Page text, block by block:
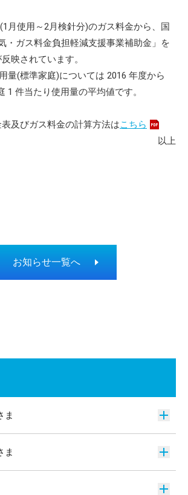
月使用～2月検針分)のガス料金から、国
・ガス料金負担軽減支援事業補助金」を
映されています。
(標準家庭)については 2016 年度から
1 件当たり使用量の平均値です。
及びガス料金の計算方法はこちら
以上
お知らせ一覧へ
ま
ま